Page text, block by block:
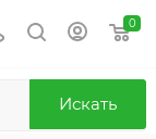
0
Искать